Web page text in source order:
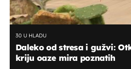
30 U HLADU
Daleko od stresa i gužvi:
kriju oaze mira poznatih